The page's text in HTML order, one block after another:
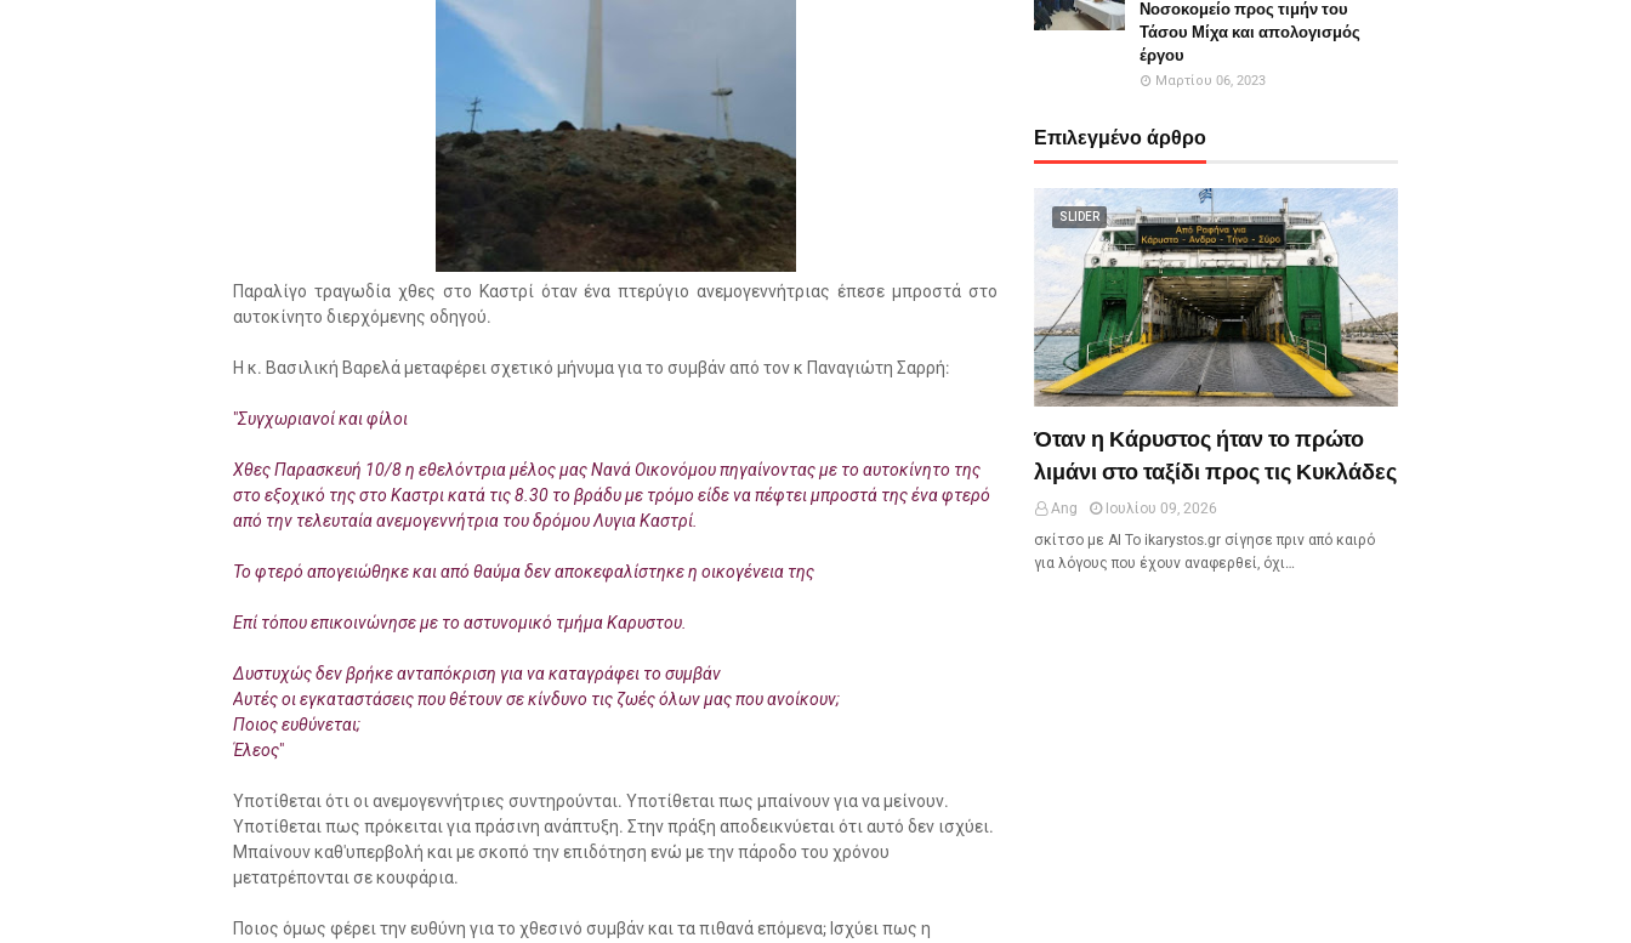
Παραλίγο τραγωδία χθες στο Καστρί όταν ένα πτερύγιο ανεμογεννήτριας έπεσε μπροστά στο
αυτοκίνητο διερχόμενης οδηγού.
Η κ. Βασιλική Βαρελά μεταφέρει σχετικό μήνυμα για το συμβάν από τον κ Παναγιώτη Σαρρή:
"Συγχωριανοί και φίλοι
Χθες Παρασκευή 10/8 η εθελόντρια μέλος μας Νανά Οικονόμου πηγαίνοντας με το αυτοκίνητο της
στο εξοχικό της στο Καστρι κατά τις 8.30 το βράδυ με τρόμο είδε να πέφτει μπροστά της ένα φτερό
από την τελευταία ανεμογεννήτρια του δρόμου Λυγια Καστρί.
Το φτερό απογειώθηκε και από θαύμα δεν αποκεφαλίστηκε η οικογένεια της
Επί τόπου επικοινώνησε με το αστυνομικό τμήμα Καρυστου.
Δυστυχώς δεν βρήκε ανταπόκριση για να καταγράφει το συμβάν
Αυτές οι εγκαταστάσεις που θέτουν σε κίνδυνο τις ζωές όλων μας που ανοίκουν;
Ποιος ευθύνεται;
Έλεος"
Υποτίθεται ότι οι ανεμογεννήτριες συντηρούνται. Υποτίθεται πως μπαίνουν για να μείνουν.
Υποτίθεται πως πρόκειται για πράσινη ανάπτυξη. Στην πράξη αποδεικνύεται ότι αυτό δεν ισχύει.
Μπαίνουν καθ'υπερβολή και με σκοπό την επιδότηση ενώ με την πάροδο του χρόνου
μετατρέπονται σε κουφάρια.
Ποιος όμως φέρει την ευθύνη για το χθεσινό συμβάν και τα πιθανά επόμενα; Ισχύει πως η
Νοσοκομείο προς τιμήν του
Τάσου Μίχα και απολογισμός
έργου
Μαρτίου 06, 2023
Επιλεγμένο άρθρο
SLIDER
Όταν η Κάρυστος ήταν το πρώτο
λιμάνι στο ταξίδι προς τις Κυκλάδες
Ang
Ιουλίου 09, 2026
σκίτσο με ΑΙ Το ikarystos.gr σίγησε πριν από καιρό
για λόγους που έχουν αναφερθεί, όχι…